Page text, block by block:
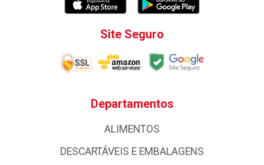
Site Seguro
Departamentos
ALIMENTOS
DESCARTÁVEIS E EMBALAGENS